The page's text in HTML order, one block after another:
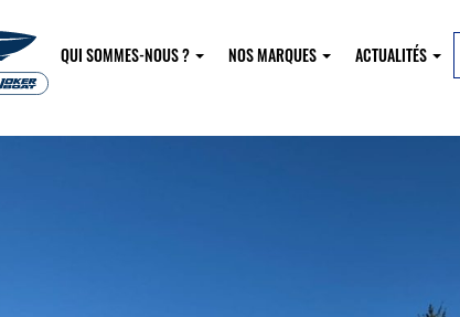
QUI SOMMES-NOUS ? NOS MARQUES ACTUALITÉS